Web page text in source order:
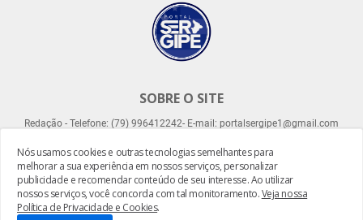
SOBRE O SITE
Redação - Telefone: (79) 996412242- E-mail: portalsergipe1@gmail.com
Desenvolvido por -
Nós usamos cookies e outras tecnologias semelhantes para
melhorar a sua experiência em nossos serviços, personalizar
publicidade e recomendar conteúdo de seu interesse. Ao utilizar
nossos serviços, você concorda com tal monitoramento.Veja nossa
Política de Privacidade e Cookies.